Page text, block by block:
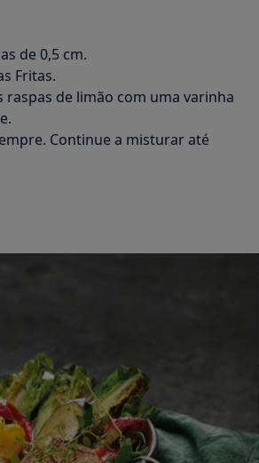
de 0,5 cm.
Fritas.
raspas de limão com uma varinha
Continue a misturar até